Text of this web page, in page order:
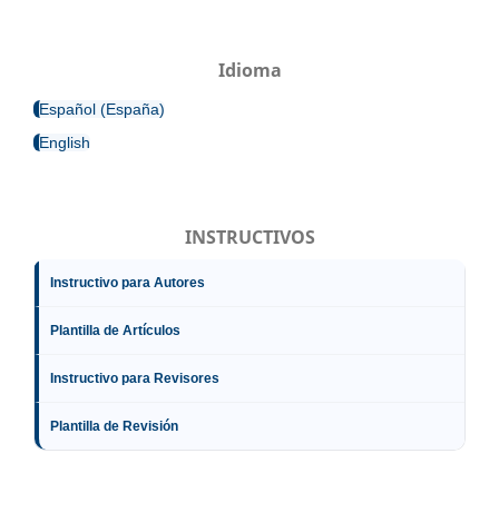
Idioma
Español (España)
English
INSTRUCTIVOS
Instructivo para Autores
Plantilla de Artículos
Instructivo para Revisores
Plantilla de Revisión